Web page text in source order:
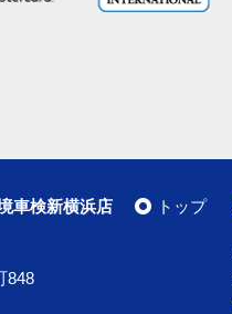
車検新横浜店
848
トップ